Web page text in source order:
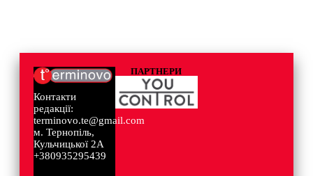
Контакти
редакції:
terminovo.te@gmail.com
м. Тернопіль,
Кульчицької 2А
+380935295439
ПАРТНЕРИ